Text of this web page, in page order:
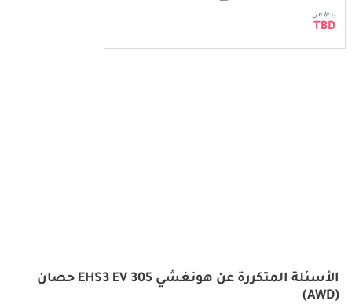
بدءا من
TBD
الأسئلة المتكررة عن هونغشي EHS3 EV 305 حصان
(AWD)